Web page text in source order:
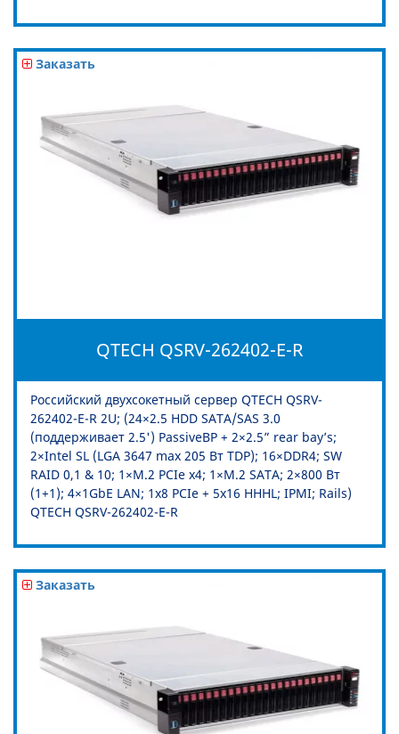
Заказать
QTECH QSRV-262402-E-R
Российский двухсокетный сервер QTECH QSRV-
262402-E-R 2U; (24×2.5 HDD SATA/SAS 3.0
(поддерживает 2.5') PassiveBP + 2×2.5” rear bay’s;
2×Intel SL (LGA 3647 max 205 Вт TDP); 16×DDR4; SW
RAID 0,1 & 10; 1×M.2 PCIe x4; 1×M.2 SATA; 2×800 Вт
(1+1); 4×1GbE LAN; 1х8 PCIe + 5x16 HHHL; IPMI; Rails)
QTECH QSRV-262402-E-R
Заказать